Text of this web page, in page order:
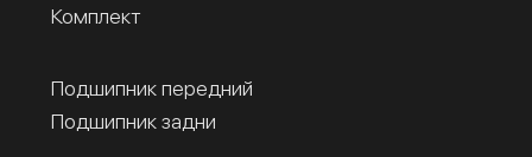
Комплект
Подшипник передний
Подшипник задни